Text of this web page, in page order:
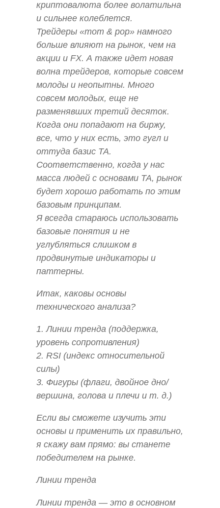
криптовалюта более волатильна
и сильнее колеблется.
Трейдеры «mom & pop» намного
больше влияют на рынок, чем на
акции и FX. А также идет новая
волна трейдеров, которые совсем
молоды и неопытны. Много
совсем молодых, еще не
разменявших третий десяток.
Когда они попадают на биржу,
все, что у них есть, это гугл и
оттуда базис ТА.
Соответственно, когда у нас
масса людей с основами ТА, рынок
будет хорошо работать по этим
базовым принципам.
Я всегда стараюсь использовать
базовые понятия и не
углубляться слишком в
продвинутые индикаторы и
паттерны.
Итак, каковы основы
технического анализа?
1. Линии тренда (поддержка,
уровень сопротивления)
2. RSI (индекс относительной
силы)
3. Фигуры (флаги, двойное дно/
вершина, голова и плечи и т. д.)
Если вы сможете изучить эти
основы и применить их правильно,
я скажу вам прямо: вы станете
победителем на рынке.
Линии тренда
Линии тренда — это в основном